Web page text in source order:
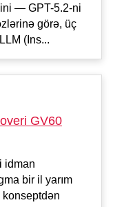
— GPT-5.2-ni
görə, üç
(Ins...
GV60
idman
bir il yarım